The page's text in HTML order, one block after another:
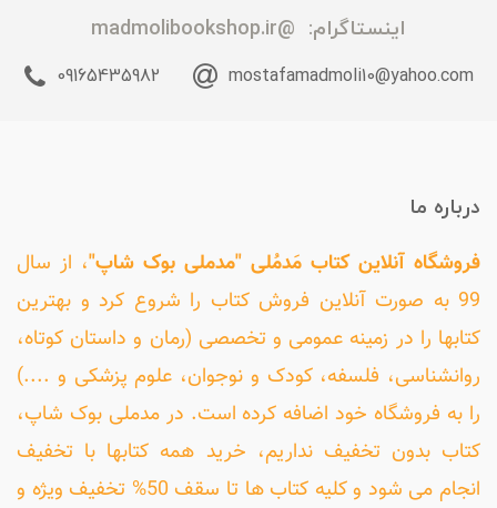
اینستاگرام: @madmolibookshop.ir
mostafamadmoli10@yahoo.com
09165435982
درباره ما
فروشگاه آنلاین کتاب مَدمُلی "مدملی بوک شاپ"، از سال
99 به صورت آنلاین فروش کتاب را شروع کرد و بهترین
کتابها را در زمینه عمومی و تخصصی (رمان و داستان کوتاه،
روانشناسی، فلسفه، کودک و نوجوان، علوم پزشکی و ....)
را به فروشگاه خود اضافه کرده است. در مدملی بوک شاپ،
کتاب بدون تخفیف نداریم، خرید همه کتابها با تخفیف
انجام می شود و کلیه کتاب ها تا سقف 50% تخفیف ویژه و